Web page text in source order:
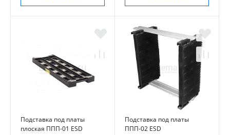
Подставка под платы
плоская ППП-01 ESD
Подставка под платы
ППП-02 ESD